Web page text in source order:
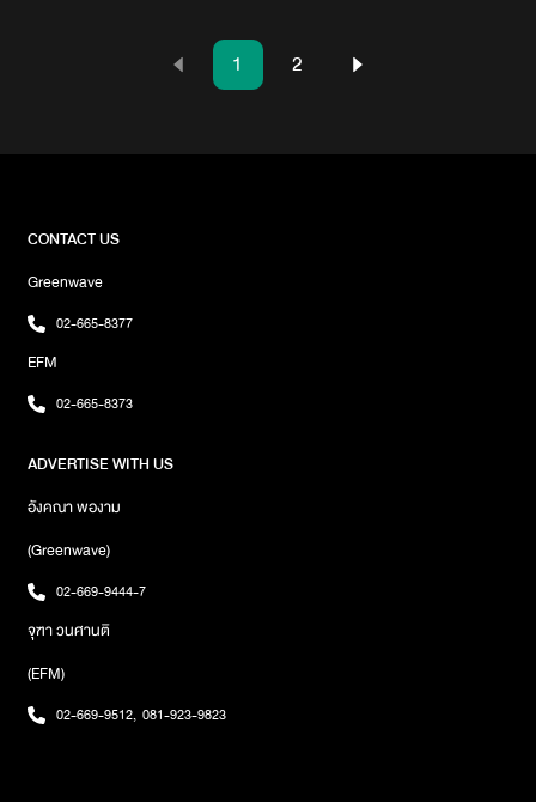
1 2
CONTACT US
Greenwave
02-665-8377
EFM
02-665-8373
ADVERTISE WITH US
อังคณา พองาม
(Greenwave)
02-669-9444-7
จุฑา วนศานติ
(EFM)
02-669-9512, 081-923-9823